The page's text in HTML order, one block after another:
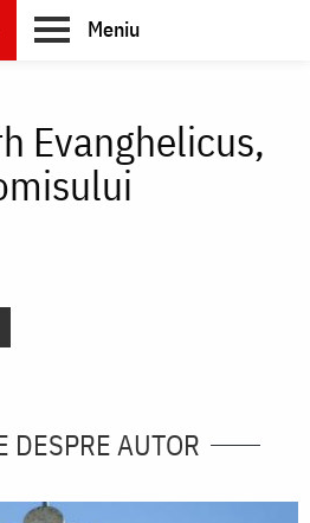
Meniu
Evanghelicus,
DESPRE AUTOR